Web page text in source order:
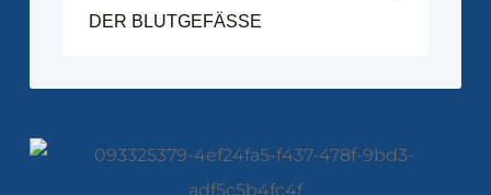
DER BLUTGEFÄSSE